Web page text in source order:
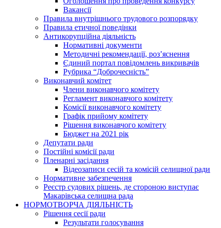
Вакансії
Правила внутрішнього трудового розпорядку
Правила етичної поведінки
Антикорупційна діяльність
Нормативні документи
Методичні рекомендації, роз’яснення
Єдиний портал повідомлень викривачів
Рубрика “Доброчесність”
Виконавчий комітет
Члени виконавчого комітету
Регламент виконавчого комітету
Комісії виконавчого комітету
Графік прийому комітету
Рішення виконавчого комітету
Бюджет на 2021 рік
Депутати ради
Постійні комісії ради
Пленарні засідання
Відеозаписи сесій та комісій селищної ради
Нормативне забезпечення
Реєстр судових рішень, де стороною виступає
Макарівська селищна рада
НОРМОТВОРЧА ДІЯЛЬНІСТЬ
Рішення сесії ради
Результати голосування